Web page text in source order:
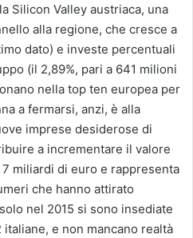
Silicon Valley austriaca, una
alla regione, che cresce a
dato) e investe percentuali
(il 2,89%, pari a 641 milioni
nella top ten europea per
a fermarsi, anzi, è alla
imprese desiderose di
a incrementare il valore
miliardi di euro e rappresenta
che hanno attirato
nel 2015 si sono insediate
e non mancano realtà